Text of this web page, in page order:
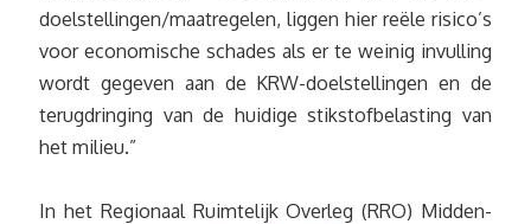
doelstellingen/maatregelen, liggen hier reële risico’s
voor economische schades als er te weinig invulling
wordt gegeven aan de KRW-doelstellingen en de
terugdringing van de huidige stikstofbelasting van
het milieu.”
In het Regionaal Ruimtelijk Overleg (RRO) Midden-